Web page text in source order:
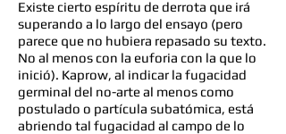
Existe cierto espíritu de derrota que irá
superando a lo largo del ensayo (pero
parece que no hubiera repasado su texto.
No al menos con la euforia con la que lo
inició). Kaprow, al indicar la fugacidad
germinal del no-arte al menos como
postulado o partícula subatómica, está
abriendo tal fugacidad al campo de lo